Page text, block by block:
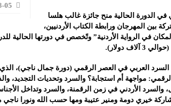
05
في الدورة الحالية منح جائزة غالب هلسا
بين المهرجان ورابطة الكتاب الأردنيين،
في الرواية الأردنية” وتًخصص في دورتها الحالية
دولار).
السرد العربي في العصر الرقمي (دورة جمال ناجي)،
مواجهة أم استجابة؟ والسرد وتحديات التجديد،
والسرد الأردني في زمن الرقمنة، والسرد وتداخل
خيري دومة ومنير عتيبة ومها حسب الله ونورا